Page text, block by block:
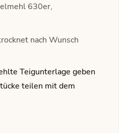
630er,
nach Wunsch
Teigunterlage geben
teilen mit dem